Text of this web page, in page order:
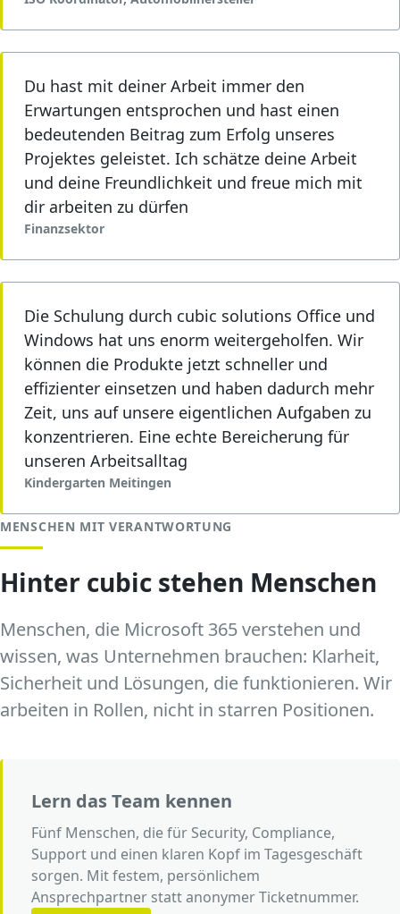
Du hast mit deiner Arbeit immer den
Erwartungen entsprochen und hast einen
bedeutenden Beitrag zum Erfolg unseres
Projektes geleistet. Ich schätze deine Arbeit
und deine Freundlichkeit und freue mich mit
dir arbeiten zu dürfen
Finanzsektor
Die Schulung durch cubic solutions Office und
Windows hat uns enorm weitergeholfen. Wir
können die Produkte jetzt schneller und
effizienter einsetzen und haben dadurch mehr
Zeit, uns auf unsere eigentlichen Aufgaben zu
konzentrieren. Eine echte Bereicherung für
unseren Arbeitsalltag
Kindergarten Meitingen
MENSCHEN MIT VERANTWORTUNG
Hinter cubic stehen Menschen
Menschen, die Microsoft 365 verstehen und
wissen, was Unternehmen brauchen: Klarheit,
Sicherheit und Lösungen, die funktionieren. Wir
arbeiten in Rollen, nicht in starren Positionen.
Lern das Team kennen
Fünf Menschen, die für Security, Compliance,
Support und einen klaren Kopf im Tagesgeschäft
sorgen. Mit festem, persönlichem
Ansprechpartner statt anonymer Ticketnummer.